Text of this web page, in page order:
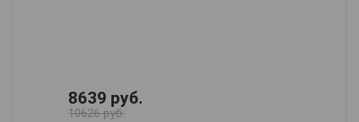
8639 руб.
10626 руб.